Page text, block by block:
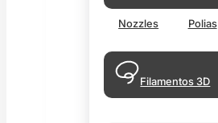
Nozzles Polias
Filamentos 3D